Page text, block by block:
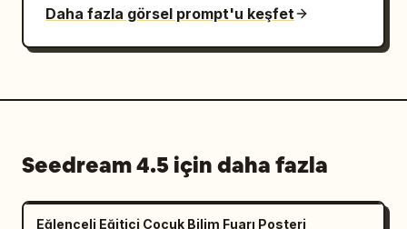
Daha fazla görsel prompt'u keşfet
Seedream 4.5 için daha fazla
Eğlenceli Eğitici Çocuk Bilim Fuarı Posteri